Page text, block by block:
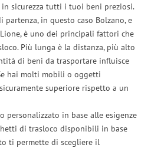
sicurezza tutti i tuoi beni preziosi.
partenza, in questo caso Bolzano, e
è uno dei principali fattori che
Più lunga è la distanza, più alto
di beni da trasportare influisce
hai molti mobili o oggetti
superiore rispetto a un
personalizzato in base alle esigenze
di trasloco disponibili in base
ti permette di scegliere il